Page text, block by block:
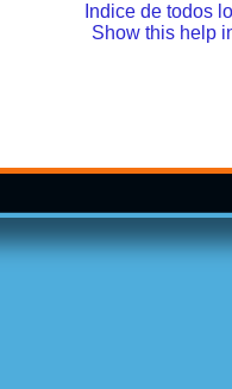
Indice de todos
Show this help